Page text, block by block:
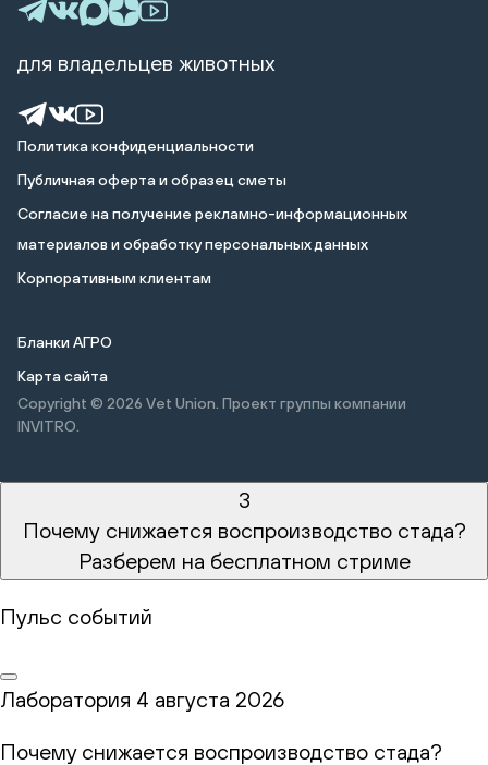
Политика конфиденциальности
Публичная оферта и образец сметы
Cогласие на получение рекламно-информационных
материалов и обработку персональных данных
Корпоративным клиентам
Бланки АГРО
Карта сайта
Copyright © 2026 Vet Union. Проект группы компании
INVITRO.
для владельцев животных
3
Почему снижается воспроизводство стада?
Разберем на бесплатном стриме
Пульс событий
Лаборатория 4 августа 2026
Почему снижается воспроизводство стада?